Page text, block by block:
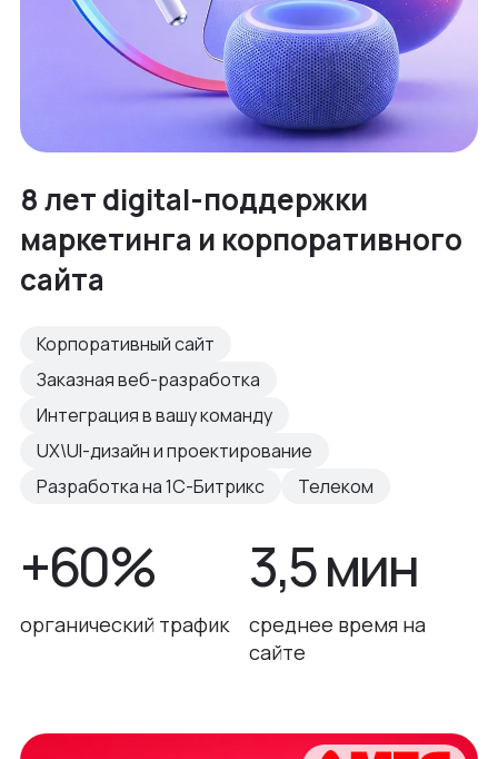
8 лет digital-поддержки
маркетинга и корпоративного
сайта
Корпоративный сайт
Заказная веб-разработка
Интеграция в вашу команду
UX\UI-дизайн и проектирование
Разработка на 1С-Битрикс
Телеком
+60%
органический трафик
3,5 мин
среднее время на
сайте